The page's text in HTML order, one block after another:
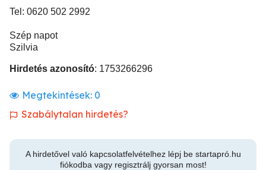
Tel: 0620 502 2992
Szép napot
Szilvia
Hirdetés azonosító: 1753266296
Megtekintések: 0
Szabálytalan hirdetés?
A hirdetővel való kapcsolatfelvételhez lépj be startapró.hu
fiókodba vagy regisztrálj gyorsan most!